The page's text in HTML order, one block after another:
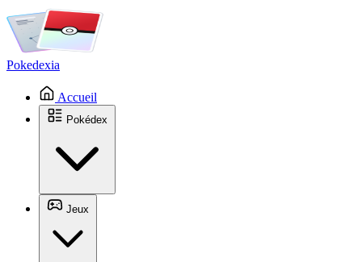
Pokedexia
Accueil